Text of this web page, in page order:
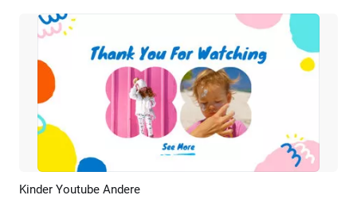
Vorschau
Kinder Youtube Andere